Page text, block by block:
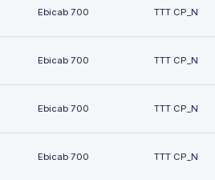
Ebicab 700
Ebicab 700
Ebicab 700
Ebicab 700
TTT CP_N
TTT CP_N
TTT CP_N
TTT CP_N